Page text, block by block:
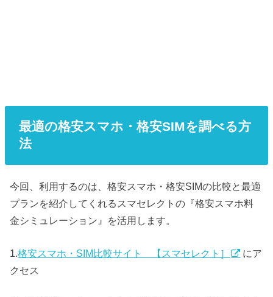
最適の格安スマホ・格安SIMを調べる方
法
今回、利用するのは、格安スマホ・格安SIMの比較と最適
プランを紹介してくれるスマセレクトの『格安スマホ料
金シミュレーション』を活用します。
1.格安スマホ・SIM比較サイト 【スマセレクト］
にア
クセス